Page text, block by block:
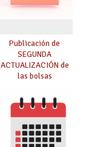
Publicación de
SEGUNDA
ACTUALIZACIÓN de
las bolsas
Cuerpo de Maestros
de especialidades
convocadas a
oposición